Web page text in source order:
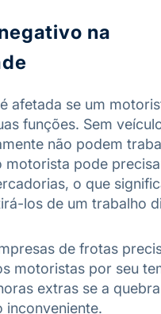
na
afetada se um
funções. Sem
não podem
motorista pode
o que
los de um trabalho
de frotas
motoristas por seu
extras se a
inconveniente.